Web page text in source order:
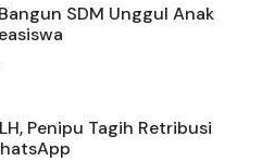
SDM Unggul Anak
Penipu Tagih Retribusi